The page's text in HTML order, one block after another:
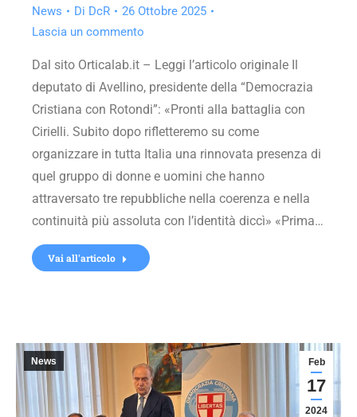
News Di DcR
26 Ottobre 2025
Lascia un commento
Dal sito Orticalab.it – Leggi l’articolo originale Il
deputato di Avellino, presidente della “Democrazia
Cristiana con Rotondi”: «Pronti alla battaglia con
Cirielli. Subito dopo rifletteremo su come
organizzare in tutta Italia una rinnovata presenza di
quel gruppo di donne e uomini che hanno
attraversato tre repubbliche nella coerenza e nella
continuità più assoluta con l’identità diccì» «Prima…
Vai all'articolo
Feb
17
2024
News